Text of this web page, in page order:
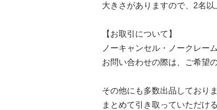
大きさがありますので、2名以
【お取引について】
ノーキャンセル・ノークレー
お問い合わせの際は、ご希望
その他にも多数出品しておりま
まとめて引き取っていただけ